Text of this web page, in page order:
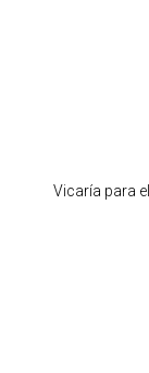
Vicaría para